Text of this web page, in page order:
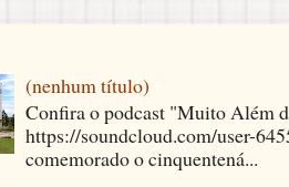
(nenhum título)
Confira o podcast "Muito Além
https://soundcloud.com/user-
comemorado o cinquentená...